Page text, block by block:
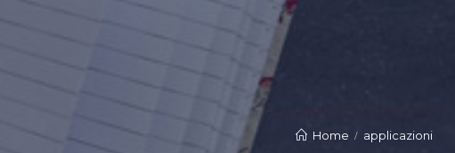
Home applicazioni